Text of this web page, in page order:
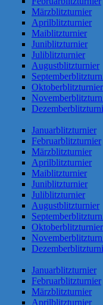
Märzblitzturnier
Aprilblitzturnier
Maiblitzturnier
Juniblitzturnier
Juliblitzturnier
Augustblitzturnier
Oktoberblitzturnier
Januarblitzturnier
Februarblitzturnier
Märzblitzturnier
Aprilblitzturnier
Maiblitzturnier
Juniblitzturnier
Juliblitzturnier
Augustblitzturnier
Oktoberblitzturnier
Januarblitzturnier
Februarblitzturnier
Märzblitzturnier
Aprilblitzturnier